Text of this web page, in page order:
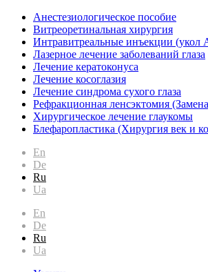
Анестезиологическое пособие
Витреоретинальная хирургия
Интравитреальные инъекции (укол
Лазерное лечение заболеваний глаза
Лечение кератоконуса
Лечение косоглазия
Лечение синдрома сухого глаза
Рефракционная ленсэктомия
Хирургическое лечение глаукомы
Блефаропластика (Хирургия век и
En
De
Ru
Ua
En
De
Ru
Ua